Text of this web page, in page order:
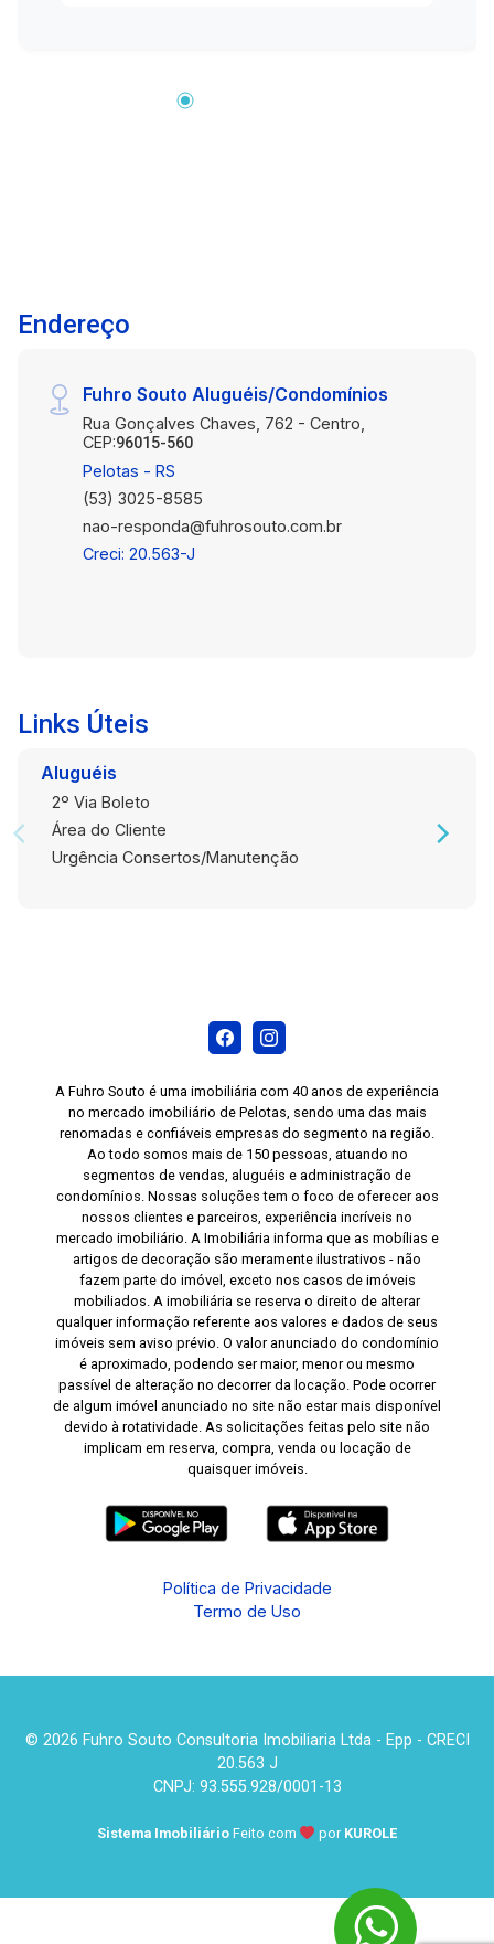
Endereço
Fuhro Souto Aluguéis/Condomínios
Rua Gonçalves Chaves, 762 - Centro,
CEP:96015-560
Pelotas - RS
(53) 3025-8585
nao-responda@fuhrosouto.com.br
Creci: 20.563-J
Links Úteis
Aluguéis
2º Via Boleto
Área do Cliente
Urgência Consertos/Manutenção
A Fuhro Souto é uma imobiliária com 40 anos de experiência
no mercado imobiliário de Pelotas, sendo uma das mais
renomadas e confiáveis empresas do segmento na região.
Ao todo somos mais de 150 pessoas, atuando no
segmentos de vendas, aluguéis e administração de
condomínios. Nossas soluções tem o foco de oferecer aos
nossos clientes e parceiros, experiência incríveis no
mercado imobiliário. A Imobiliária informa que as mobílias e
artigos de decoração são meramente ilustrativos - não
fazem parte do imóvel, exceto nos casos de imóveis
mobiliados. A imobiliária se reserva o direito de alterar
qualquer informação referente aos valores e dados de seus
imóveis sem aviso prévio. O valor anunciado do condomínio
é aproximado, podendo ser maior, menor ou mesmo
passível de alteração no decorrer da locação. Pode ocorrer
de algum imóvel anunciado no site não estar mais disponível
devido à rotatividade. As solicitações feitas pelo site não
implicam em reserva, compra, venda ou locação de
quaisquer imóveis.
Política de Privacidade
Termo de Uso
© 2026 Fuhro Souto Consultoria Imobiliaria Ltda - Epp - CRECI
20.563 J
CNPJ: 93.555.928/0001-13
Sistema Imobiliário Feito com por KUROLE